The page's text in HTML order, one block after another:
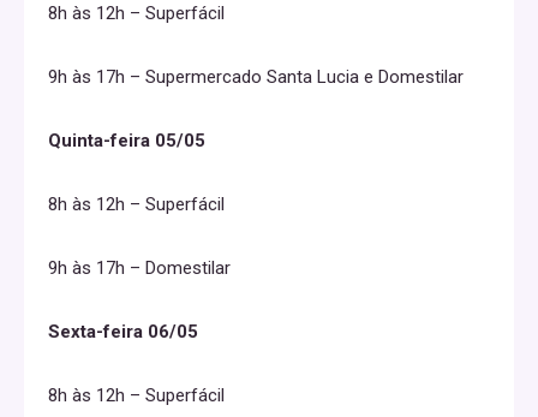
8h às 12h – Superfácil
9h às 17h – Supermercado Santa Lucia e Domestilar
Quinta-feira 05/05
8h às 12h – Superfácil
9h às 17h – Domestilar
Sexta-feira 06/05
8h às 12h – Superfácil